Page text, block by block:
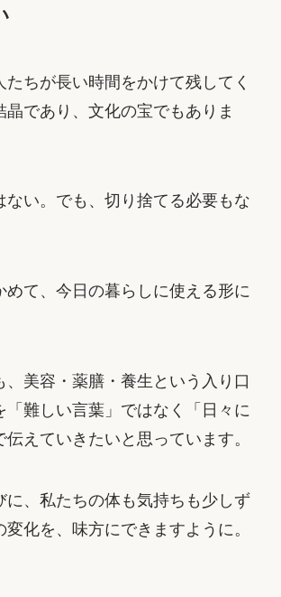
たちが長い時間をかけて残してく
晶であり、文化の宝でもありま
ない。でも、切り捨てる必要もな
めて、今日の暮らしに使える形に
、美容・薬膳・養生という入り口
「難しい言葉」ではなく「日々に
えていきたいと思っています。
に、私たちの体も気持ちも少しず
化を、味方にできますように。